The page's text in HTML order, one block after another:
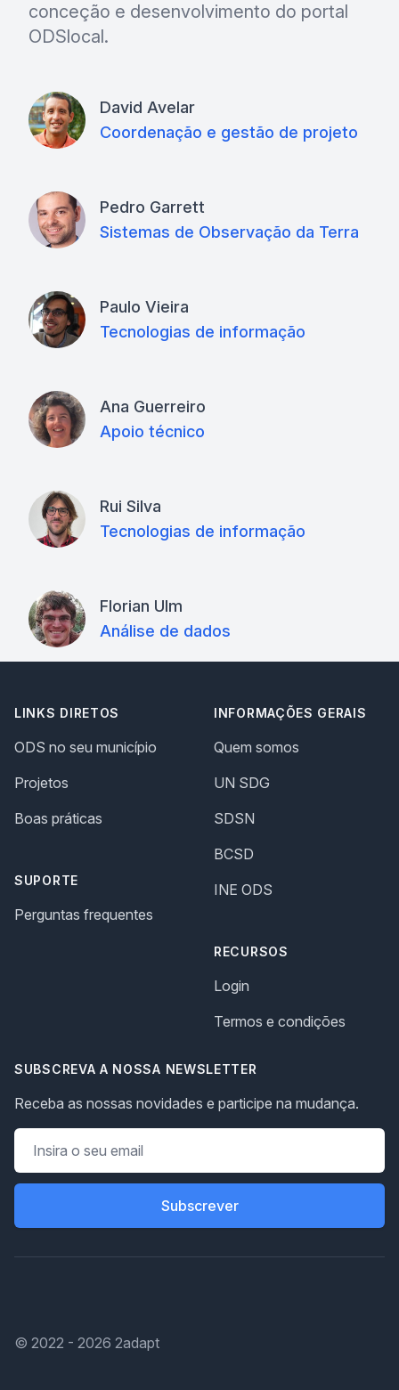
conceção e desenvolvimento do portal
ODSlocal.
David Avelar
Coordenação e gestão de projeto
Pedro Garrett
Sistemas de Observação da Terra
Paulo Vieira
Tecnologias de informação
Ana Guerreiro
Apoio técnico
Rui Silva
Tecnologias de informação
Florian Ulm
Análise de dados
LINKS DIRETOS
ODS no seu município
Projetos
Boas práticas
SUPORTE
Perguntas frequentes
INFORMAÇÕES GERAIS
Quem somos
UN SDG
SDSN
BCSD
INE ODS
RECURSOS
Login
Termos e condições
SUBSCREVA A NOSSA NEWSLETTER
Receba as nossas novidades e participe na mudança.
Subscrever
© 2022 - 2026 2adapt